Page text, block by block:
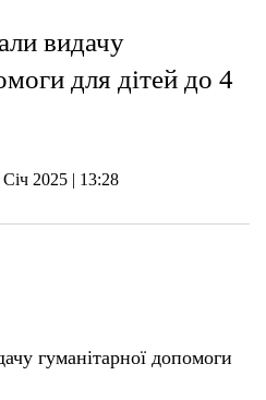
видачу
для дітей до 4
Січ 2025 | 13:28
гуманітарної допомоги